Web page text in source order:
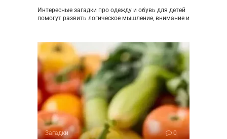
Интересные загадки про одежду и обувь для детей
помогут развить логическое мышление, внимание и
Загадки 0